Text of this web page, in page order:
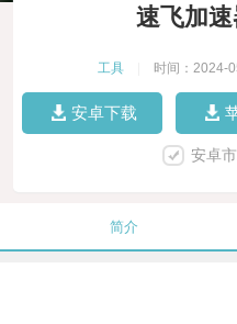
速飞加
工具 时间：2024-
安卓下载
安卓
简介